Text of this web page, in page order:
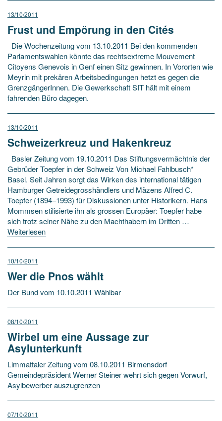
13/10/2011
Frust und Empörung in den Cités
Die Wochenzeitung vom 13.10.2011 Bei den kommenden
Parlamentswahlen könnte das rechtsextreme Mouvement
Citoyens Genevois in Genf einen Sitz gewinnen. In Vororten wie
Meyrin mit prekären Arbeitsbedingungen hetzt es gegen die
GrenzgängerInnen. Die Gewerkschaft SIT hält mit einem
fahrenden Büro dagegen.
13/10/2011
Schweizerkreuz und Hakenkreuz
Basler Zeitung vom 19.10.2011 Das Stiftungsvermächtnis der
Gebrüder Toepfer in der Schweiz Von Michael Fahlbusch*
Basel. Seit Jahren sorgt das Wirken des international tätigen
Hamburger Getreidegrosshändlers und Mäzens Alfred C.
Toepfer (1894–1993) für Diskussionen unter Historikern. Hans
Mommsen stilisierte ihn als grossen Europäer: Toepfer habe
sich trotz seiner Nähe zu den Machthabern im Dritten …
Weiterlesen
10/10/2011
Wer die Pnos wählt
Der Bund vom 10.10.2011 Wählbar
08/10/2011
Wirbel um eine Aussage zur
Asylunterkunft
Limmattaler Zeitung vom 08.10.2011 Birmensdorf
Gemeindepräsident Werner Steiner wehrt sich gegen Vorwurf,
Asylbewerber auszugrenzen
07/10/2011